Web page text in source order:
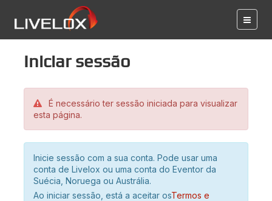
Iniciar sessão
É necessário ter sessão iniciada para visualizar
esta página.
Inicie sessão com a sua conta. Pode usar uma
conta de Livelox ou uma conta do Eventor da
Suécia, Noruega ou Austrália.
Ao iniciar sessão, está a aceitar osTermos e